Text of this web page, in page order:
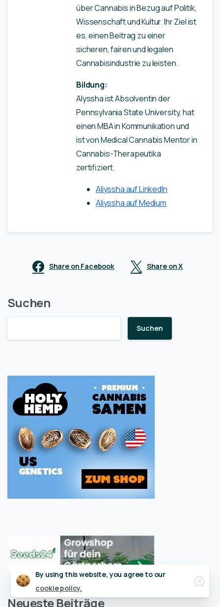
über Cannabis in Bezug auf Politik,
Wissenschaft und Kultur. Ihr Ziel ist
es, einen Beitrag zu einer
sicheren, fairen und legalen
Cannabisindustrie zu leisten.
Bildung:
Alyssha ist Absolventin der
Pennsylvania State University, hat
einen MBA in Kommunikation und
ist von Medical Cannabis Mentor in
Cannabis-Therapeutika
zertifiziert.
Aliyssha auf LinkedIn
Aliyssha auf Medium
Share on Facebook Share on X
Suchen
Suchen
Neueste Beiträge
By using this website, you agree to our
cookie policy.
Close